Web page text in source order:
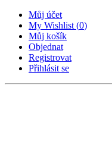
Můj účet
My Wishlist (0)
Můj košík
Objednat
Registrovat
Přihlásit se